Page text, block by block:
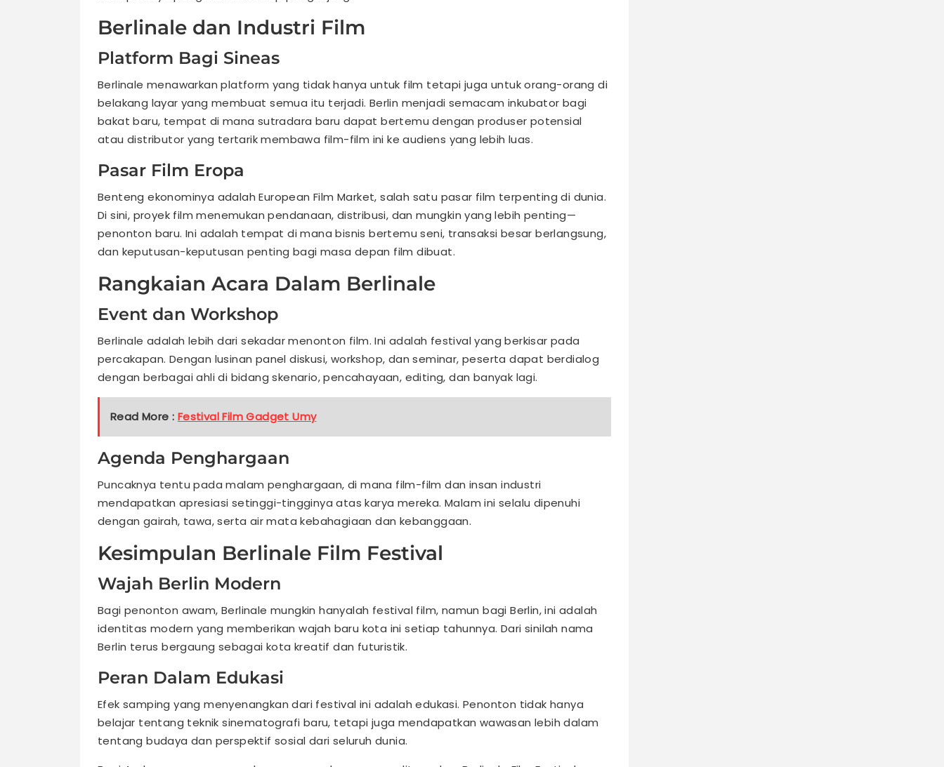
Berlinale dan Industri Film
Platform Bagi Sineas
Berlinale menawarkan platform yang tidak hanya untuk film tetapi juga untuk orang-orang di
belakang layar yang membuat semua itu terjadi. Berlin menjadi semacam inkubator bagi
bakat baru, tempat di mana sutradara baru dapat bertemu dengan produser potensial
atau distributor yang tertarik membawa film-film ini ke audiens yang lebih luas.
Pasar Film Eropa
Benteng ekonominya adalah European Film Market, salah satu pasar film terpenting di dunia.
Di sini, proyek film menemukan pendanaan, distribusi, dan mungkin yang lebih penting—
penonton baru. Ini adalah tempat di mana bisnis bertemu seni, transaksi besar berlangsung,
dan keputusan-keputusan penting bagi masa depan film dibuat.
Rangkaian Acara Dalam Berlinale
Event dan Workshop
Berlinale adalah lebih dari sekadar menonton film. Ini adalah festival yang berkisar pada
percakapan. Dengan lusinan panel diskusi, workshop, dan seminar, peserta dapat berdialog
dengan berbagai ahli di bidang skenario, pencahayaan, editing, dan banyak lagi.
Read More : Festival Film Gadget Umy
Agenda Penghargaan
Puncaknya tentu pada malam penghargaan, di mana film-film dan insan industri
mendapatkan apresiasi setinggi-tingginya atas karya mereka. Malam ini selalu dipenuhi
dengan gairah, tawa, serta air mata kebahagiaan dan kebanggaan.
Kesimpulan Berlinale Film Festival
Wajah Berlin Modern
Bagi penonton awam, Berlinale mungkin hanyalah festival film, namun bagi Berlin, ini adalah
identitas modern yang memberikan wajah baru kota ini setiap tahunnya. Dari sinilah nama
Berlin terus bergaung sebagai kota kreatif dan futuristik.
Peran Dalam Edukasi
Efek samping yang menyenangkan dari festival ini adalah edukasi. Penonton tidak hanya
belajar tentang teknik sinematografi baru, tetapi juga mendapatkan wawasan lebih dalam
tentang budaya dan perspektif sosial dari seluruh dunia.